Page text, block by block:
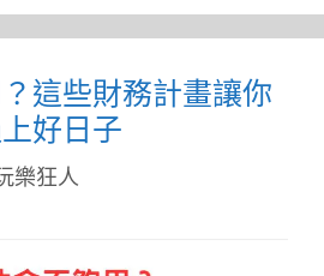
這些財務計畫讓你
好日子
樂狂人